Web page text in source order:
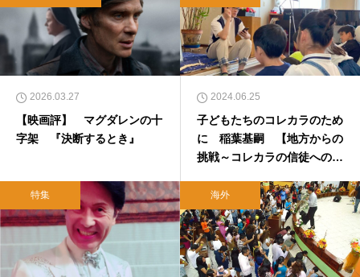
2026.03.27
【映画評】 マグダレンの十
字架 『決断するとき』
2024.06.25
子どもたちのコレカラのため
に 稲葉基嗣 【地方からの
挑戦～コレカラの信徒への手
特集 海外